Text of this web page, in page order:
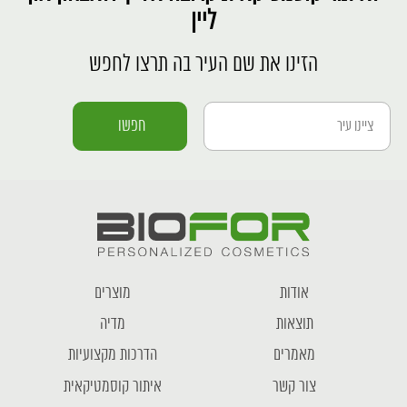
ליין
הזינו את שם העיר בה תרצו לחפש
אודות
מוצרים
תוצאות
מדיה
מאמרים
הדרכות מקצועיות
צור קשר
איתור קוסמטיקאית